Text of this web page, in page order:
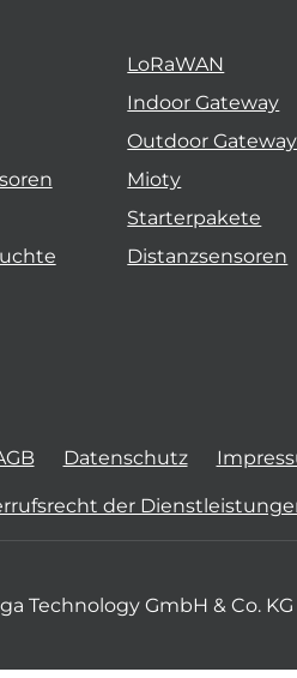
LoRaWAN
Indoor Gateway
Outdoor Gateway
Mioty
Starterpakete
Distanzsensoren
Datenschutz
der
Technology GmbH & Co. KG